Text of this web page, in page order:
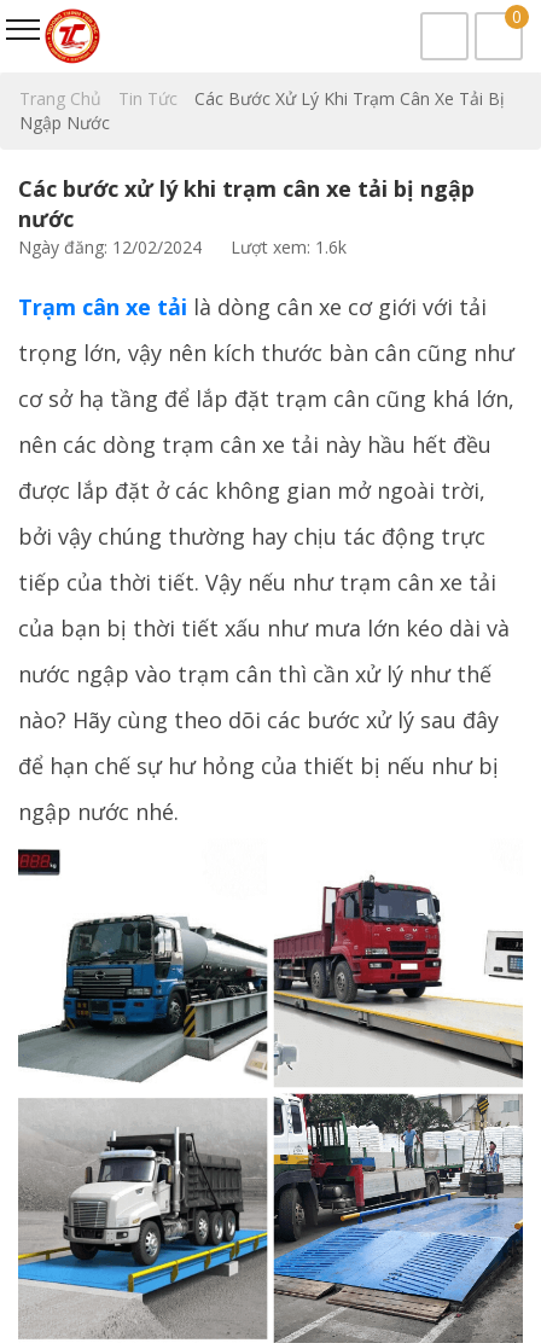
0
Trang Chủ Tin Tức
Các Bước Xử Lý Khi Trạm Cân Xe Tải Bị
Ngập Nước
Các bước xử lý khi trạm cân xe tải bị ngập
nước
Ngày đăng: 12/02/2024 Lượt xem: 1.6k
Trạm cân xe tải là dòng cân xe cơ giới với tải
trọng lớn, vậy nên kích thước bàn cân cũng như
cơ sở hạ tầng để lắp đặt trạm cân cũng khá lớn,
nên các dòng trạm cân xe tải này hầu hết đều
được lắp đặt ở các không gian mở ngoài trời,
bởi vậy chúng thường hay chịu tác động trực
tiếp của thời tiết. Vậy nếu như trạm cân xe tải
của bạn bị thời tiết xấu như mưa lớn kéo dài và
nước ngập vào trạm cân thì cần xử lý như thế
nào? Hãy cùng theo dõi các bước xử lý sau đây
để hạn chế sự hư hỏng của thiết bị nếu như bị
ngập nước nhé.